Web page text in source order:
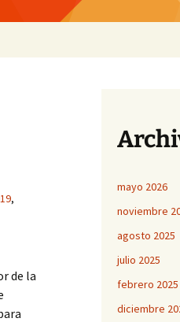
,
de la
mayo 2026
noviembre
agosto 2025
julio 2025
febrero 2025
diciembre